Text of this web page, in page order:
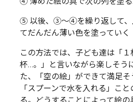
⑤ 以後、③～④を繰り返して、
てだんだん薄い色を塗っていく
この方法では、子ども達は「１
杯…。」と言いながら楽しそう
た、「空の絵」ができて満足そ
「スプーンで水を入れる」こ
る。どうすることによって絵の